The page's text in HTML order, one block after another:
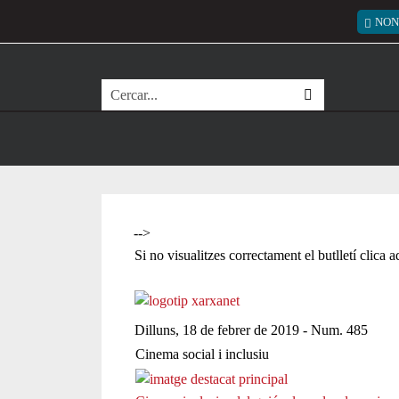
Cerca
-->
Si no visualitzes correctament el butlletí clica
Dilluns, 18 de febrer de 2019 - Num. 485
Cinema social i inclusiu